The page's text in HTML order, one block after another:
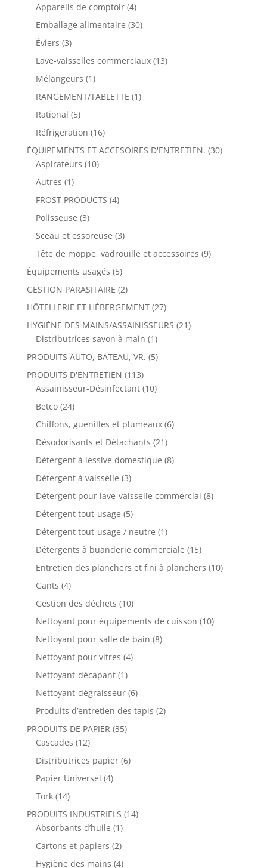
Appareils de comptoir (4)
Emballage alimentaire (30)
Éviers (3)
Lave-vaisselles commerciaux (13)
Mélangeurs (1)
RANGEMENT/TABLETTE (1)
Rational (5)
Réfrigeration (16)
ÉQUIPEMENTS ET ACCESOIRES D'ENTRETIEN. (30)
Aspirateurs (10)
Autres (1)
FROST PRODUCTS (4)
Polisseuse (3)
Sceau et essoreuse (3)
Tête de moppe, vadrouille et accessoires (9)
Équipements usagés (5)
GESTION PARASITAIRE (2)
HÔTELLERIE ET HÉBERGEMENT (27)
HYGIÈNE DES MAINS/ASSAINISSEURS (21)
Distributrices savon à main (1)
PRODUITS AUTO, BATEAU, VR. (5)
PRODUITS D'ENTRETIEN (113)
Assainisseur-Désinfectant (10)
Betco (24)
Chiffons, guenilles et plumeaux (6)
Désodorisants et Détachants (21)
Détergent à lessive domestique (8)
Détergent à vaisselle (3)
Détergent pour lave-vaisselle commercial (8)
Détergent tout-usage (5)
Détergent tout-usage / neutre (1)
Détergents à buanderie commerciale (15)
Entretien des planchers et fini à planchers (10)
Gants (4)
Gestion des déchets (10)
Nettoyant pour équipements de cuisson (10)
Nettoyant pour salle de bain (8)
Nettoyant pour vitres (4)
Nettoyant-décapant (1)
Nettoyant-dégraisseur (6)
Produits d’entretien des tapis (2)
PRODUITS DE PAPIER (35)
Cascades (12)
Distributrices papier (6)
Papier Universel (4)
Tork (14)
PRODUITS INDUSTRIELS (14)
Absorbants d’huile (1)
Cartons et papiers (2)
Hygiène des mains (4)